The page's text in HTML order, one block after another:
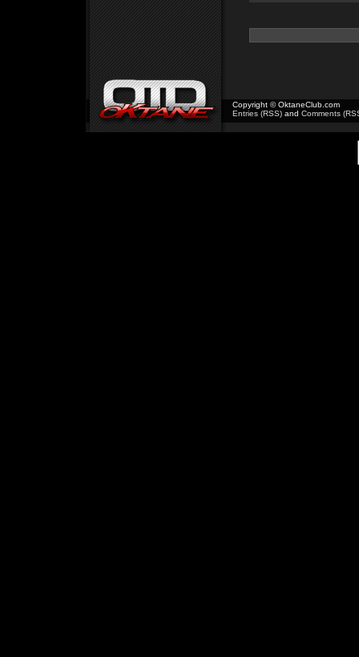
Copyright © OktaneClub.com
Entries (RSS)and Comments